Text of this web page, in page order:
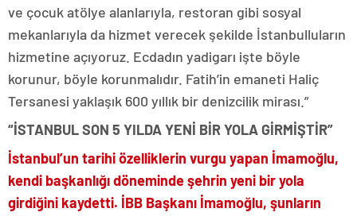
ve çocuk atölye alanlarıyla, restoran gibi sosyal
mekanlarıyla da hizmet verecek şekilde İstanbulluların
hizmetine açıyoruz. Ecdadın yadigarı işte böyle
korunur, böyle korunmalıdır. Fatih’in emaneti Haliç
Tersanesi yaklaşık 600 yıllık bir denizcilik mirası.”
“İSTANBUL SON 5 YILDA YENİ BİR YOLA GİRMİŞTİR”
İstanbul’un tarihi özelliklerin vurgu yapan İmamoğlu,
kendi başkanlığı döneminde şehrin yeni bir yola
girdiğini kaydetti. İBB Başkanı İmamoğlu, şunların